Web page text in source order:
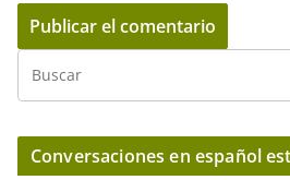
Conversaciones en español